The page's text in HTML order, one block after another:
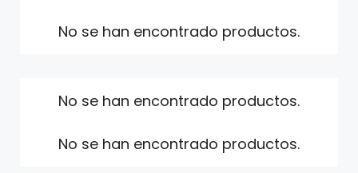
No se han encontrado productos.
No se han encontrado productos.
No se han encontrado productos.